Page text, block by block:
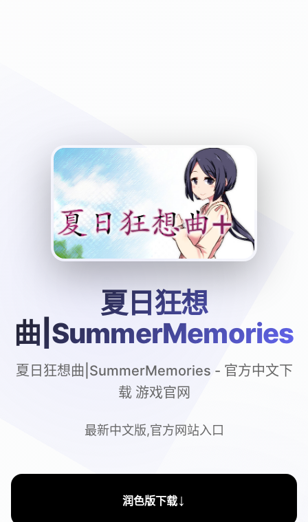
夏日狂想
曲|SummerMemories
夏日狂想曲|SummerMemories - 官方中文下
载 游戏官网
最新中文版,官方网站入口
润色版下载↓